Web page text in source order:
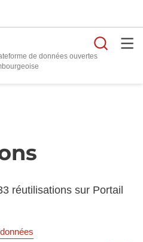
de données ouvertes
réutilisations sur Portail